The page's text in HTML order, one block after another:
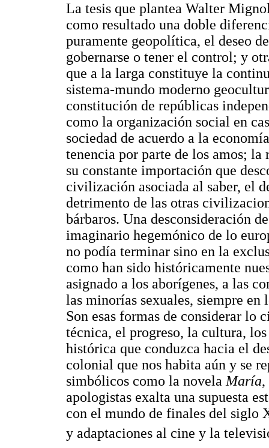
La tesis que plantea Walter
como resultado una doble
puramente geopolítica, el deseo
gobernarse o tener el control; y
que a la larga constituye la
sistema-mundo moderno
constitución de repúblicas
como la organización social en
sociedad de acuerdo a la
tenencia por parte de los amos;
su constante importación que
civilización asociada al saber, el
detrimento de las otras
bárbaros. Una desconsideración
imaginario hegemónico de lo
no podía terminar sino en la
como han sido históricamente
asignado a los aborígenes, a las
las minorías sexuales, siempre en
Son esas formas de considerar
técnica, el progreso, la cultura,
histórica que conduzca hacia el
colonial que nos habita aún y se
simbólicos como la novelaMaría,
apologistas exalta una supuesta
con el mundo de finales del siglo
y adaptaciones al cine y la